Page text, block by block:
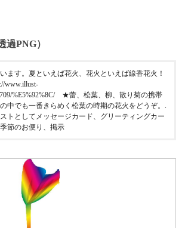
PNG）
ます。夏といえば花火、花火といえば線香花火！
www.illust-
%E5%92%8C/ ★蕾、松葉、柳、散り菊の携帯
中でも一番きらめく松葉の時期の花火をどうぞ。.
トとしてメッセージカード、グリーティングカー
節のお便り、掲示